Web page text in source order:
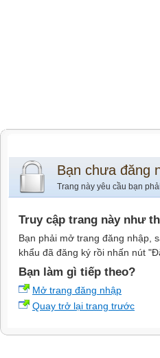
Bạn chưa đăng
Trang này yêu cầu bạn
Truy cập trang này như
Bạn phải mở trang đăng nhập,
khẩu đã đăng ký rồi nhấn nút
Bạn làm gì tiếp theo?
Mở trang đăng nhập
Quay trở lại trang trước